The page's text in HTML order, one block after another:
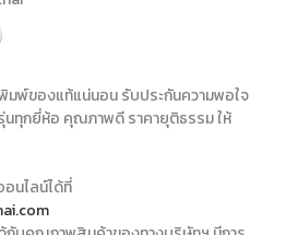
มพ์ของแท้แน่นอน รับประกันความพอใจ
นทุกยี่ห้อ คุณภาพดี ราคายุติธรรม ให้
นไลน์ได้ที่